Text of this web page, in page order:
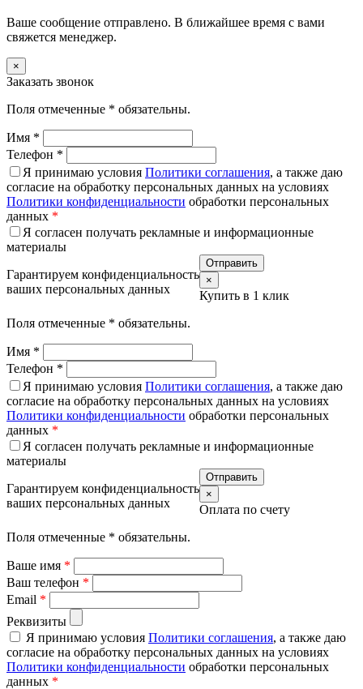
Ваше сообщение отправлено. В ближайшее время с вами
свяжется менеджер.
×
Заказать звонок
Поля отмеченные * обязательны.
Имя *
Телефон *
Я принимаю условия Политики соглашения, а также даю
согласие на обработку персональных данных на условиях
Политики конфиденциальности обработки персональных
данных *
Я согласен получать рекламные и информационные
материалы
Гарантируем конфиденциальность
ваших персональных данных
×
Купить в 1 клик
Поля отмеченные * обязательны.
Имя *
Телефон *
Я принимаю условия Политики соглашения, а также даю
согласие на обработку персональных данных на условиях
Политики конфиденциальности обработки персональных
данных *
Я согласен получать рекламные и информационные
материалы
Гарантируем конфиденциальность
ваших персональных данных
×
Оплата по счету
Поля отмеченные * обязательны.
Ваше имя *
Ваш телефон *
Email *
Реквизиты
Я принимаю условия Политики соглашения, а также даю
согласие на обработку персональных данных на условиях
Политики конфиденциальности обработки персональных
данных *